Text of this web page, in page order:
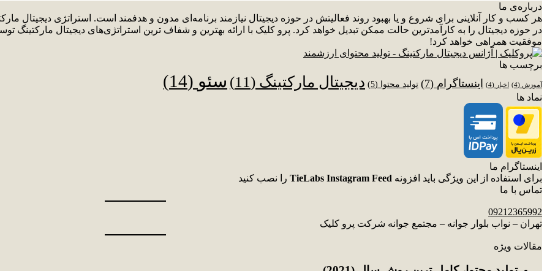
درباره‌ی ما
هر کسب و کار آنلاینی برای شروع و یا بهبود روند فعالیتش در حوزه دیجیتال نیازمند برنامه‌ای مدون و هدفمند است. استراتژی
در حوزه دیجیتال را به کارآمدترین حالت ممکن تبدیل خواهد کرد. پرو کلیک با ارائه بهترین و شفاف ترین استراتژی‌های دیجیتال
موفقیت همراهی خواهد کرد!
برچسب ها
آموزش (4) اخبار (4) اینستاگرام (7) تولید محتوا (5) دیجیتال مارکتینگ (11) سئو (14)
نماد ها
اینستاگرام ما
برای استفاده از این ویژگی باید افزونه TieLabs Instagram Feed را نصب کنید
تماس با ما
09212365992
تهران – نواب بلوار جوانه – مجتمع جوانه شرکت پرو کلیک
مقالات ویژه